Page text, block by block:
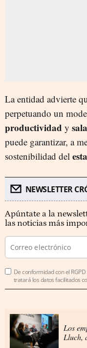
La entidad advierte
perpetuando un
productividad y
puede garantizar, a
sostenibilidad del
NEWSLETTER
Apúntate a la
las noticias más
De conformidad con el RGPD
tratará los datos facilitados
Los
Lluch,